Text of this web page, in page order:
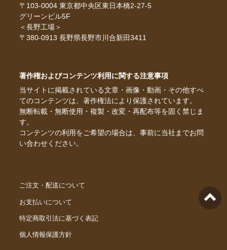
〒103-0004 東京都中央区東日本橋2-27-5
グリーンビル5F
＜長野工場＞
〒380-0913 長野県長野市川合新田3411
著作権およびコンテンツ利用に関する注意事項
当サイトに掲載されている文章・画像・動画・その他すべ
てのコンテンツは、著作権法により保護されています。
無断転載・無断使用・複製・改変・再配布等を固く禁じま
す。
コンテンツの利用をご希望の場合は、事前に当社までお問
い合わせください。
ご注文・配送について
お支払いについて
特定商取引法に基づく表記
個人情報保護方針